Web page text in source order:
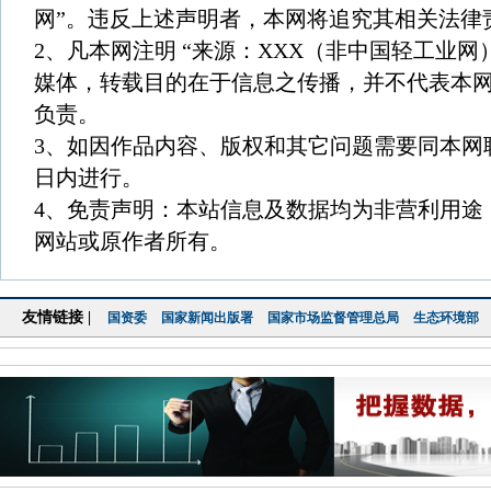
网”。违反上述声明者，本网将追究其相关法律
2、凡本网注明 “来源：XXX（非中国轻工业网
媒体，转载目的在于信息之传播，并不代表本
负责。
3、如因作品内容、版权和其它问题需要同本
日内进行。
4、免责声明：本站信息及数据均为非营利用
网站或原作者所有。
友情链接 | 国资委 国家新闻出版署 国家市场监督管理总局 生态环境部